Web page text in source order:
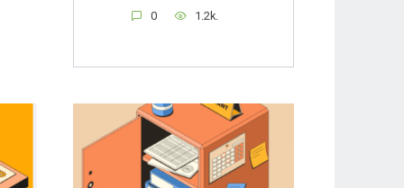
0 1.2k.